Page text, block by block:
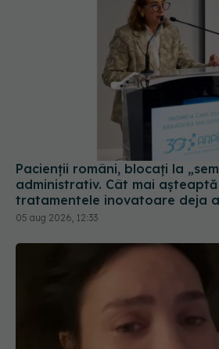
Pacienții români, blocați la
administrativ. Cât mai așteaptă
tratamentele inovatoare deja